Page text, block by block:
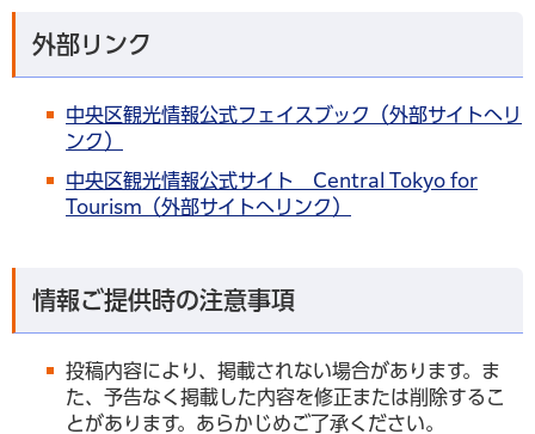
外部リンク
中央区観光情報公式フェイスブック（外部サイトへリ
ンク）
中央区観光情報公式サイト Central Tokyo for
Tourism（外部サイトへリンク）
情報ご提供時の注意事項
投稿内容により、掲載されない場合があります。ま
た、予告なく掲載した内容を修正または削除するこ
とがあります。あらかじめご了承ください。